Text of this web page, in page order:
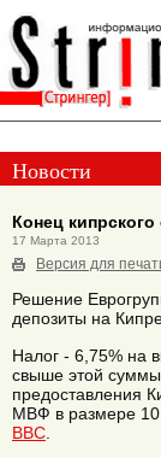
Новости
Конец
17 Марта 2013
Версия для
Решение
депозиты на
Налог - 6,75% на
свыше этой
предоставления
МВФ в размере
BBC